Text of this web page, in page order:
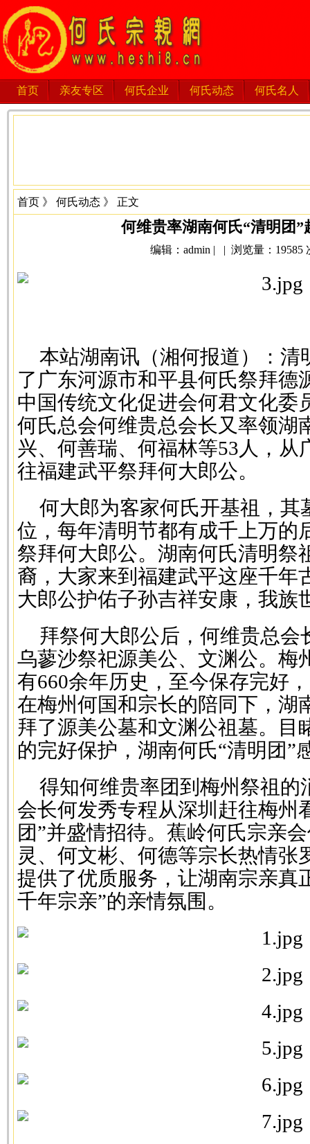
首页 亲友专区 何氏企业 何氏动态 何氏名人
首页 》 何氏动态 》 正文
何维贵率湖南何氏“清明团”
编辑：admin | | 浏览量：19585
本站湖南讯（湘何报道）：清
了广东河源市和平县何氏祭拜德
中国传统文化促进会何君文化委
何氏总会何维贵总会长又率领湖
兴、何善瑞、何福林等53人，从
往福建武平祭拜何大郎公。
何大郎为客家何氏开基祖，其
位，每年清明节都有成千上万的
祭拜何大郎公。湖南何氏清明祭
裔，大家来到福建武平这座千年
大郎公护佑子孙吉祥安康，我族
拜祭何大郎公后，何维贵总会
乌蓼沙祭祀源美公、文渊公。梅
有660余年历史，至今保存完好
在梅州何国和宗长的陪同下，湖
拜了源美公墓和文渊公祖墓。目
的完好保护，湖南何氏“清明团”
得知何维贵率团到梅州祭祖的
会长何发秀专程从深圳赶往梅州
团”并盛情招待。蕉岭何氏宗亲
灵、何文彬、何德等宗长热情张
提供了优质服务，让湖南宗亲真
千年宗亲”的亲情氛围。